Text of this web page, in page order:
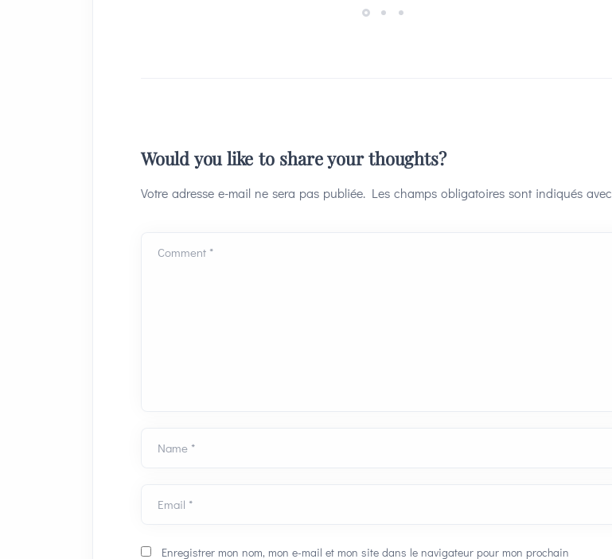
Would you like to share your thoughts?
Votre adresse e-mail ne sera pas publiée. Les champs obligatoires sont indiqués avec
Comment *
Name *
Email *
Enregistrer mon nom, mon e-mail et mon site dans le navigateur pour mon prochain